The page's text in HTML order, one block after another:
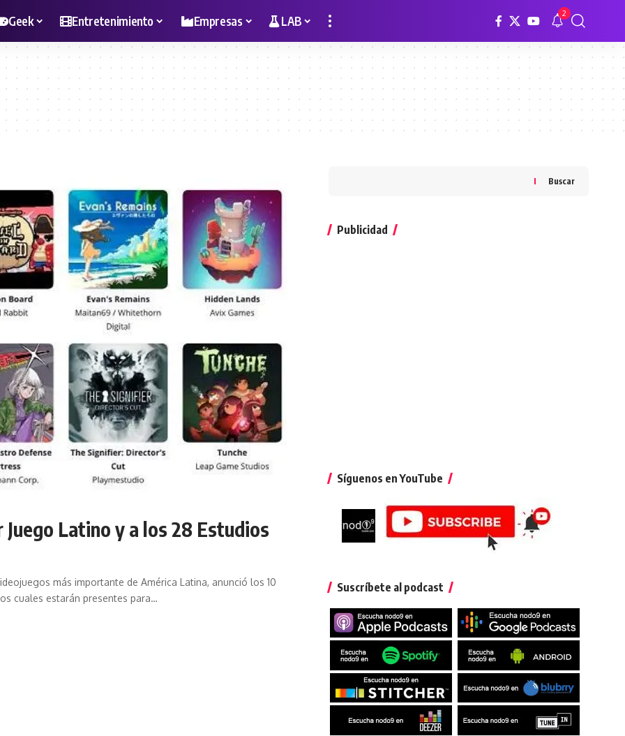
Geek Entretenimiento Empresas LAB 2
Latino y a los 28 Estudios
más importante de América Latina, anunció los 10
cuales estarán presentes para…
Buscar
Publicidad
Síguenos en YouTube
Suscríbete al podcast